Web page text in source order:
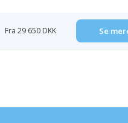
Fra 29 650 DKK Se